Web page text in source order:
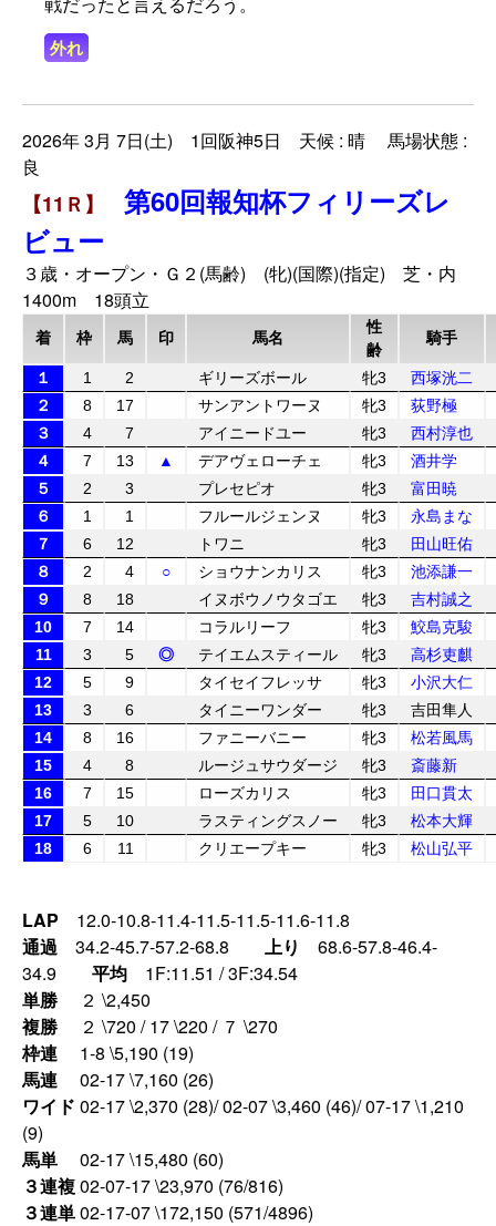
外れ
2026年 3月 7日(土) 1回阪神5日 天候 : 晴 馬場状態 :
良
【11Ｒ】 第60回報知杯フィリーズレ
ビュー
３歳・オープン・Ｇ２(馬齢) (牝)(国際)(指定) 芝・内
1400m 18頭立
着 枠 馬 印 馬名
性
齢
騎手
１ 1 2 ギリーズボール 牝3
西塚洸二
２
8 17 サンアントワーヌ 牝3
荻野極
３
4 7 アイニードユー 牝3
西村淳也
４
7 13 ▲ デアヴェローチェ 牝3
酒井学
５
2 3 プレセピオ 牝3
富田暁
６
1 1 フルールジェンヌ 牝3
永島まな
７
6 12 トワニ 牝3
田山旺佑
８
2 4 ○ ショウナンカリス 牝3
池添謙一
９
8 18 イヌボウノウタゴエ 牝3
吉村誠之
10
7 14 コラルリーフ 牝3
鮫島克駿
11
3 5 ◎ テイエムスティール 牝3
高杉吏麒
12
5 9 タイセイフレッサ 牝3
小沢大仁
13
3 6 タイニーワンダー 牝3
吉田隼人
14
8 16 ファニーバニー 牝3
松若風馬
15
4 8 ルージュサウダージ 牝3
斎藤新
16
7 15 ローズカリス 牝3
田口貫太
17
5 10 ラスティングスノー 牝3
松本大輝
18
6 11 クリエープキー 牝3 松山弘平
LAP 12.0-10.8-11.4-11.5-11.5-11.6-11.8
通過 34.2-45.7-57.2-68.8 上り 68.6-57.8-46.4-
34.9 平均 1F:11.51 / 3F:34.54
単勝
２ \2,450
複勝
２ \720 / 17 \220 / ７ \270
枠連
1-8 \5,190 (19)
馬連
02-17 \7,160 (26)
ワイド 02-17 \2,370 (28)/ 02-07 \3,460 (46)/ 07-17 \1,210
(9)
馬単
02-17 \15,480 (60)
３連複02-07-17 \23,970 (76/816)
３連単02-17-07 \172,150 (571/4896)